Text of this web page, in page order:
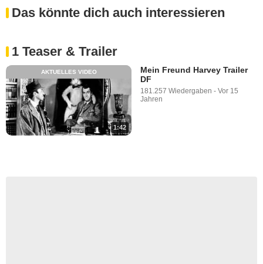
Das könnte dich auch interessieren
1 Teaser & Trailer
1:42
AKTUELLES VIDEO
Mein Freund Harvey Trailer
DF
181.257 Wiedergaben - Vor 15
Jahren